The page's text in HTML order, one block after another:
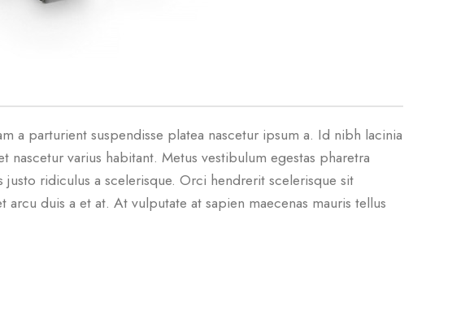
a parturient suspendisse platea nascetur ipsum a. Id nibh lacinia
varius habitant. Metus vestibulum egestas pharetra
ridiculus a scelerisque. Orci hendrerit scelerisque sit
duis a et at. At vulputate at sapien maecenas mauris tellus